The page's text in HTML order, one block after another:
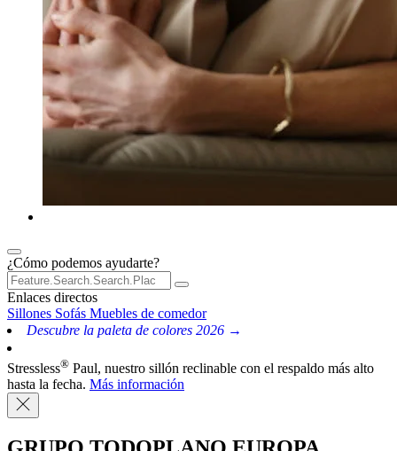
¿Cómo podemos ayudarte?
Enlaces directos
Sillones Sofás Muebles de comedor
Descubre la paleta de colores 2026 →
Stressless® Paul, nuestro sillón reclinable con el respaldo más alto
hasta la fecha. Más información